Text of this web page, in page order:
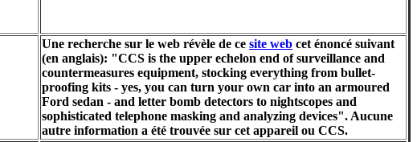
Une recherche sur le web révèle de ce site web cet énoncé suivant
(en anglais): "CCS is the upper echelon end of surveillance and
countermeasures equipment, stocking everything from bullet-
proofing kits - yes, you can turn your own car into an armoured
Ford sedan - and letter bomb detectors to nightscopes and
sophisticated telephone masking and analyzing devices". Aucune
autre information a été trouvée sur cet appareil ou CCS.